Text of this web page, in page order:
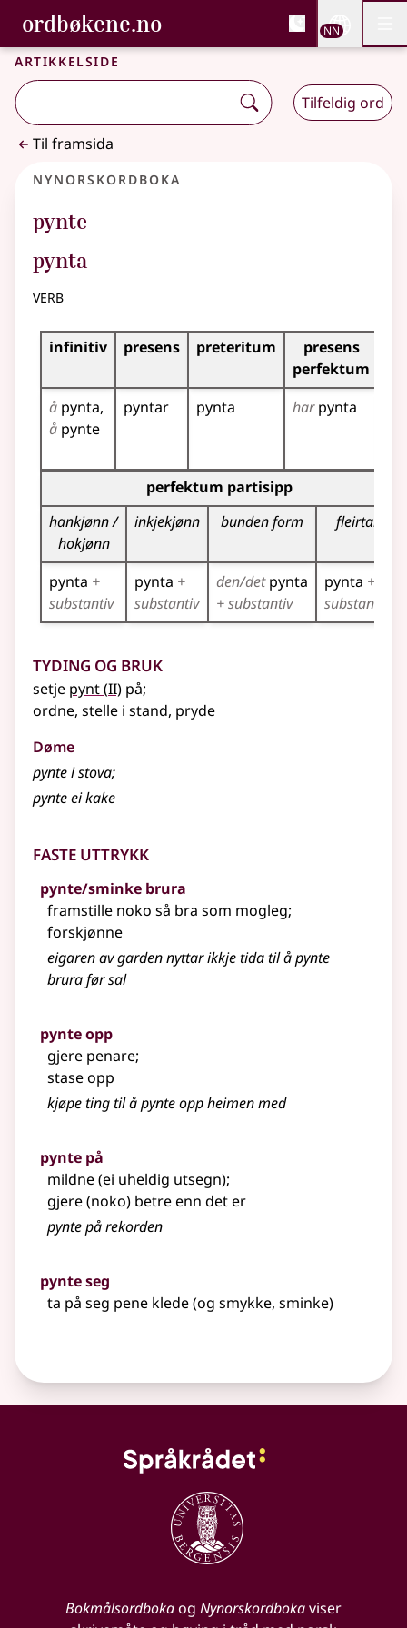
Gå til hovudinnhald
Tilgjenge
ordbøkene.no, Bokmålsordboka og
Bokmålsordboka og Nynorskordboka
NN
Artikkelside
Tilfeldig ord
Til framsida
Nynorskordboka
pynte
pynta
verb
Bøyningstabell for dette verbet
infinitiv presens preteritum
presens
perfektum
å pynta
å pynte
pyntar pynta harpynta
Bøyningstabell for dette verbet (partisippformer)
perfektum partisipp
hankjønn /
hokjønn
inkjekjønn bunden form fleirtal
pynta +
substantiv
pynta +
substantiv
den/detpynta
+ substantiv
pynta +
substantiv
Tyding og bruk
setje pynt(2
II) på;
ordne, stelle i stand, pryde
Døme
pynte i stova;
pynte ei kake
Faste uttrykk
pynte/sminke brura
framstille noko så bra som mogleg;
forskjønne
eigaren av garden nyttar ikkje tida til å pynte
brura før sal
pynte opp
gjere penare;
stase opp
kjøpe ting til å pynte opp heimen med
pynte på
mildne (ei uheldig utsegn);
gjere (noko) betre enn det er
pynte på rekorden
pynte seg
ta på seg pene klede (og smykke, sminke)
Bokmålsordbokaog Nynorskordbokaviser